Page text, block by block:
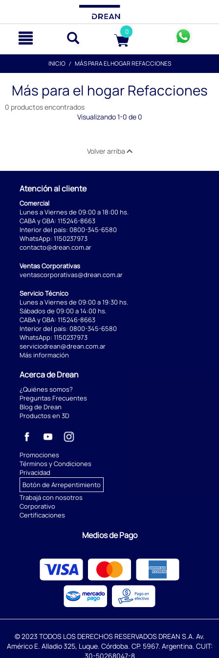
0
INICIO MÁS PARA EL HOGAR REFACCIONES
Más para el hogar Refacciones
0 productos encontrados
Visualizando 1-0 de 0
Volver arriba
Atención al cliente
Comercial
Lunes a Viernes de 09:00 a 18:00 hs.
CABA y GBA: 115246-8663
Interior del país: 0800-345-6580
WhatsApp: 1150237973
contacto@drean.com.ar
Ventas Corporativas
ventascorporativas@drean.com.ar
Servicio Técnico
Lunes a Viernes de 09:00 a 19:30 hs.
Sábados de 09:00 a 14:00 hs.
CABA y GBA: 115246-8663
Interior del país: 0800-345-6580
WhatsApp: 1150237973
serviciodrean@drean.com.ar
Más información
Acerca de Drean
¿Quiénes somos?
Preguntas Frecuentes
Blog de Drean
Productos en 3D
Promociones
Términos y Condiciones
Privacidad
Botón de Arrepentimiento
Trabajá con nosotros
Corporativo
Certificaciones
Medios de Pago
© 2023 TODOS LOS DERECHOS RESERVADOS DREAN S.A. Av.
Américo E. Alladio 325, Luque. Córdoba. CP. 5967. Argentina. CUIT:
30-50268047-8